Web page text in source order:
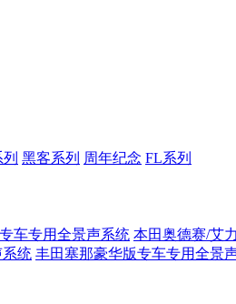
黑客系列 周年纪念 FL系列
车专用全景声系统 本田奥德赛/艾
系统 丰田塞那豪华版专车专用全景